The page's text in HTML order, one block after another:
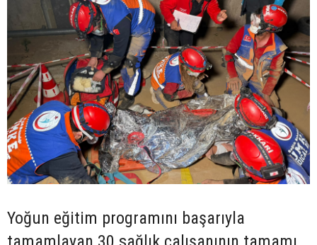
Yoğun eğitim programını başarıyla